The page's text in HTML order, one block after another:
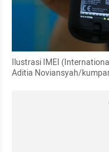
Ilustrasi IMEI
Aditia Noviansyah/